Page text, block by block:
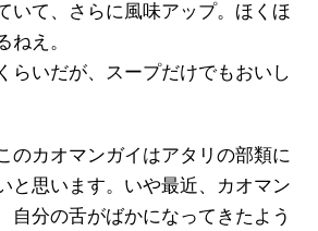
いて、さらに風味アップ。ほくほ
ねえ。
らいだが、スープだけでもおいし
のカオマンガイはアタリの部類に
と思います。いや最近、カオマン
自分の舌がばかになってきたよう